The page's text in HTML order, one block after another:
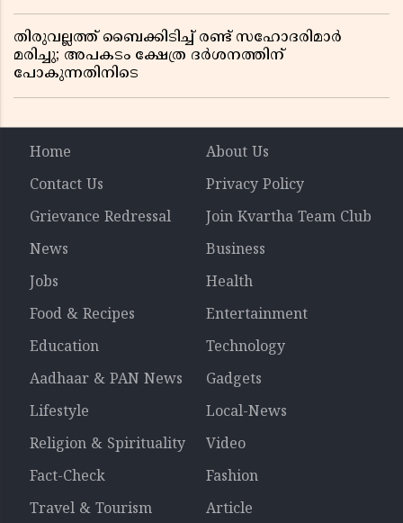
തിരുവല്ലത്ത് ബൈക്കിടിച്ച് രണ്ട് സഹോദരിമാർ
മരിച്ചു; അപകടം ക്ഷേത്ര ദർശനത്തിന്
പോകുന്നതിനിടെ
Home
About Us
Contact Us
Privacy Policy
Grievance Redressal
Join Kvartha Team Club
News
Business
Jobs
Health
Food & Recipes
Entertainment
Education
Technology
Aadhaar & PAN News
Gadgets
Lifestyle
Local-News
Religion & Spirituality
Video
Fact-Check
Fashion
Travel & Tourism
Article